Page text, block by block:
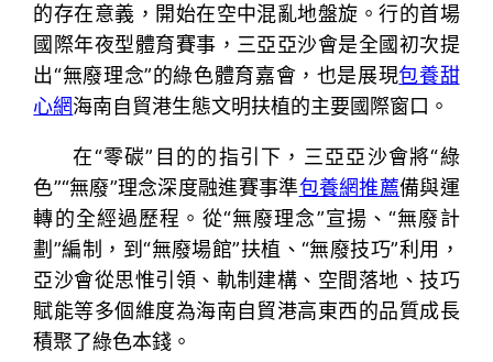
的存在意義，開始在空中混亂地盤旋。行的首場
國際年夜型體育賽事，三亞亞沙會是全國初次提
出“無廢理念”的綠色體育嘉會，也是展現包養甜
心網海南自貿港生態文明扶植的主要國際窗口。
在“零碳”目的的指引下，三亞亞沙會將“綠
色”“無廢”理念深度融進賽事準包養網推薦備與運
轉的全經過歷程。從“無廢理念”宣揚、“無廢計
劃”編制，到“無廢場館”扶植、“無廢技巧”利用，
亞沙會從思惟引領、軌制建構、空間落地、技巧
賦能等多個維度為海南自貿港高東西的品質成長
積聚了綠色本錢。